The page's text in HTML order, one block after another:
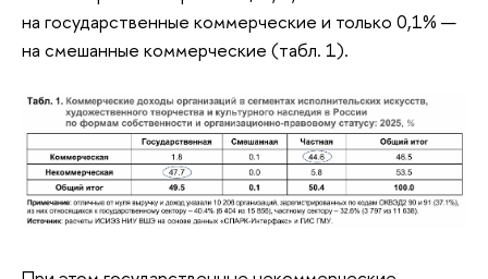
на государственные коммерческие и только 0,1% —
на смешанные коммерческие (табл. 1).